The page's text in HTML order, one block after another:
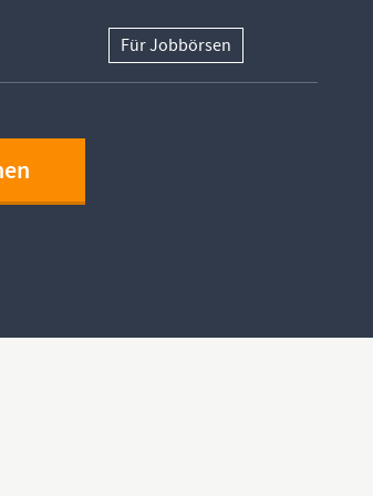
Für Jobbörsen